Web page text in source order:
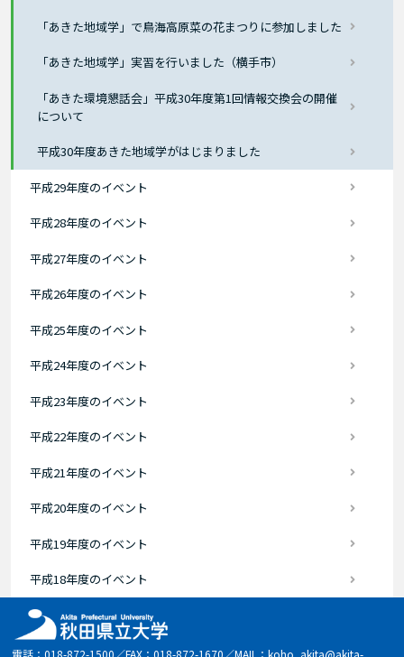
「あきた地域学」で鳥海高原菜の花まつりに参加しました
「あきた地域学」実習を行いました（横手市）
「あきた環境懇話会」平成30年度第1回情報交換会の開催
について
平成30年度あきた地域学がはじまりました
平成29年度のイベント
平成28年度のイベント
平成27年度のイベント
平成26年度のイベント
平成25年度のイベント
平成24年度のイベント
平成23年度のイベント
平成22年度のイベント
平成21年度のイベント
平成20年度のイベント
平成19年度のイベント
平成18年度のイベント